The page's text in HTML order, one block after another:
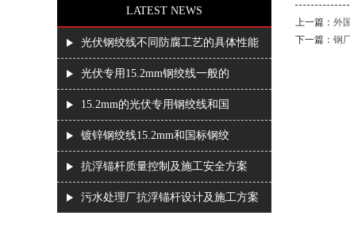
上一篇： 外
下一篇： 钢
LATEST NEWS
光伏钢绞线不同防腐工艺的具体性能
光伏专用15.2mm钢绞线一般的
15.2mm的光伏专用钢绞线和国
镀锌钢绞线15.2mm和国标钢绞
抗浮锚杆质量控制及施工安全方案
污水处理厂抗浮锚杆设计及施工方案